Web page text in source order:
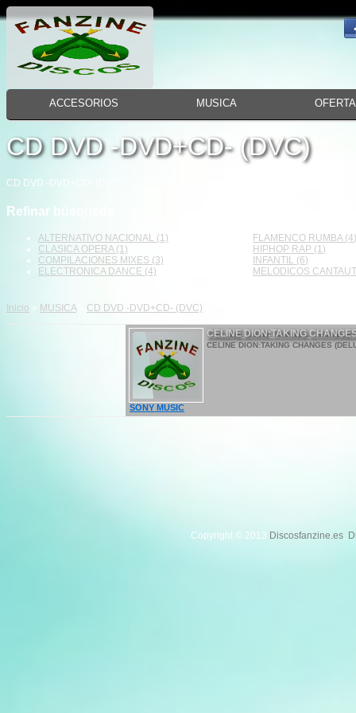
ACCESORIOS MUSICA
CD DVD -DVD+CD- (DVC)
CD DVD -DVD+CD- (DVC)
Refinar búsqueda
ALTERNATIVO NACIONAL (1)
CLASICA OPERA (1)
COMPILACIONES MIXES (3)
ELECTRONICA DANCE (4)
FLAMENCO RUMBA
HIPHOP RAP (1)
INFANTIL (6)
MELODICOS
Inicio » MUSICA» CD DVD -DVD+CD- (DVC)
CELINE DION:TAKING
CELINE DION:TAKING CHANGES
SONY MUSIC
Copyright © 2013 Discosfanzine.es.